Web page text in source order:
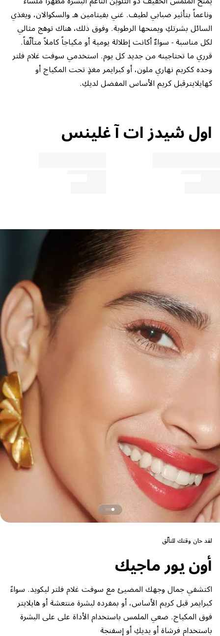
وناعماً بتأثير ضبابي لطيف. غني بفيتامين هـ والسكوالان، ويغذي
السائل بشرتكِ ويمنحها الرطوبة. وفوق ذلك، هناك توهج مثالي
لكل مناسبة - سواءٌ أكانت إطلالة يومية أو مكياجاً كاملاً متألّقاً.
قرري ما تحتاجينه من جديد كل يوم. استخدمي سوفت غلام فلتر
وحده ككريم نهاري ملون، أو كبرايمر مغذٍ تحت المكياج أو
كهايلايترقبل كريم الأساس المفضل لديكِ.
اول شيدز ات آ غلينس
لقد حان وقتك للتألّق
أون يور ماجيك
اكتشفي جمال وجهك المضيئ مع سوفت غلام فلتر ليكويد. سواءً
كبرايمر قبل كريم الأساس، أو بمفرده لبشرة منتعشة أو هايلايتر
فوق المكياج. ضعي الملمس باستخدام الأداة على على البشرة
باستخدام فرشاة أو يديكِ أو إسفنجة